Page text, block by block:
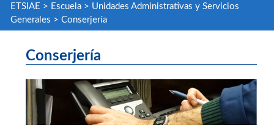
ETSIAE > Escuela> Unidades Administrativas y Servicios
Generales > Conserjería
Conserjería